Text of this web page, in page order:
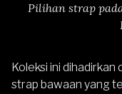
Pilihan strap
Koleksi ini dihadirkan
strap bawaan yang